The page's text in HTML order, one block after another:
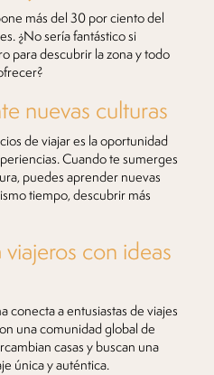
más del 30 por ciento del
¿No sería fantástico si
para descubrir la zona y todo
nuevas culturas
de viajar es la oportunidad
Cuando te sumerges
puedes aprender nuevas
tiempo, descubrir más
con ideas
conecta a entusiastas de viajes
una comunidad global de
casas y buscan una
única y auténtica.